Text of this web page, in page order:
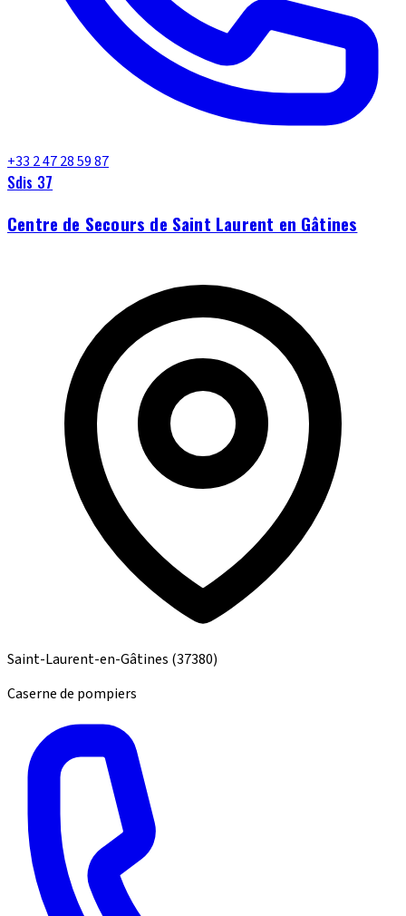
+33 2 47 28 59 87
Sdis 37
Centre de Secours de Saint Laurent en Gâtines
Saint-Laurent-en-Gâtines (37380)
Caserne de pompiers